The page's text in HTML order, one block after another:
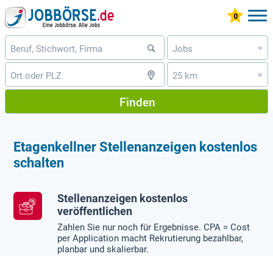
Jobs »
25 km »
Finden
Etagenkellner Stellenanzeigen kostenlos
schalten
Stellenanzeigen kostenlos
veröffentlichen
Zahlen Sie nur noch für Ergebnisse. CPA = Cost
per Application macht Rekrutierung bezahlbar,
planbar und skalierbar.